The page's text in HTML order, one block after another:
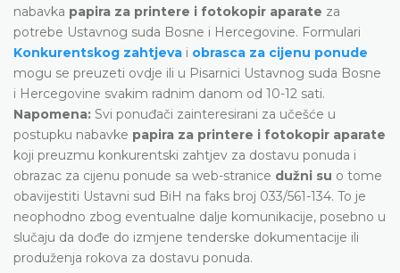
nabavka papira za printere i fotokopir aparate za
potrebe Ustavnog suda Bosne i Hercegovine. Formulari
Konkurentskog zahtjeva i obrasca za cijenu ponude
mogu se preuzeti ovdje ili u Pisarnici Ustavnog suda Bosne
i Hercegovine svakim radnim danom od 10-12 sati.
Napomena: Svi ponuđači zainteresirani za učešće u
postupku nabavke papira za printere i fotokopir aparate
koji preuzmu konkurentski zahtjev za dostavu ponuda i
obrazac za cijenu ponude sa web-stranice dužni su o tome
obavijestiti Ustavni sud BiH na faks broj 033/561-134. To je
neophodno zbog eventualne dalje komunikacije, posebno u
slučaju da dođe do izmjene tenderske dokumentacije ili
produženja rokova za dostavu ponuda.